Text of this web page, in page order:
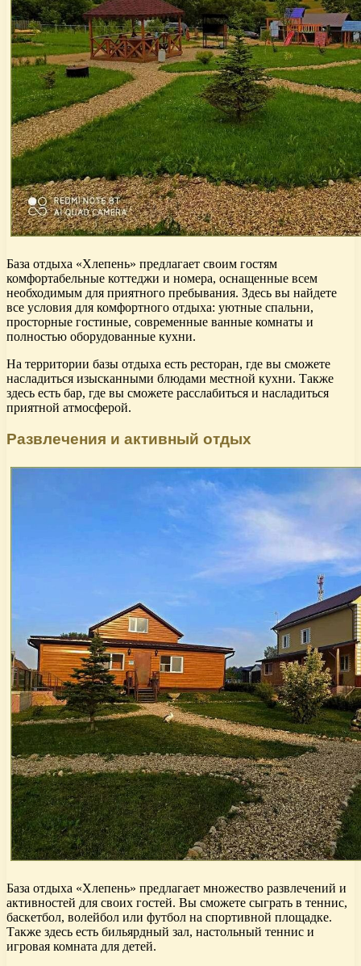
База отдыха «Хлепень» предлагает своим гостям
комфортабельные коттеджи и номера, оснащенные всем
необходимым для приятного пребывания. Здесь вы найдете
все условия для комфортного отдыха: уютные спальни,
просторные гостиные, современные ванные комнаты и
полностью оборудованные кухни.
На территории базы отдыха есть ресторан, где вы сможете
насладиться изысканными блюдами местной кухни. Также
здесь есть бар, где вы сможете расслабиться и насладиться
приятной атмосферой.
Развлечения и активный отдых
База отдыха «Хлепень» предлагает множество развлечений и
активностей для своих гостей. Вы сможете сыграть в теннис,
баскетбол, волейбол или футбол на спортивной площадке.
Также здесь есть бильярдный зал, настольный теннис и
игровая комната для детей.